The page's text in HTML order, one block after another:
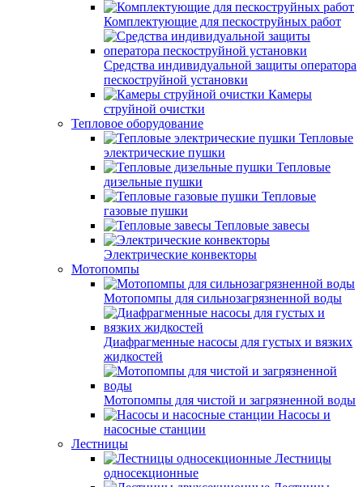
Комплектующие для пескоструйных работ
Средства индивидуальной защиты оператора
пескоструйной установки
Камеры
струйной очистки
Тепловое оборудование
Тепловые
электрические пушки
Тепловые
дизельные пушки
Тепловые
газовые пушки
Тепловые завесы
Электрические конвекторы
Мотопомпы
Мотопомпы для сильнозагрязненной воды
Диафрагменные насосы для густых и вязких
жидкостей
Мотопомпы для чистой и загрязненной воды
Насосы и
насосные станции
Лестницы
Лестницы
односекционные